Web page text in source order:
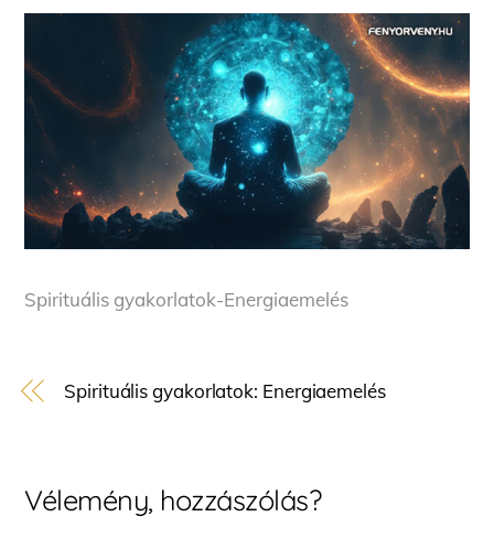
Spirituális gyakorlatok-Energiaemelés
Spirituális gyakorlatok: Energiaemelés
Vélemény, hozzászólás?